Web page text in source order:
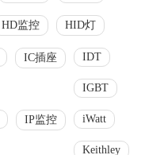
HD监控 HID灯
IC插座 IDT
IGBT
IP监控 iWatt
Keithley